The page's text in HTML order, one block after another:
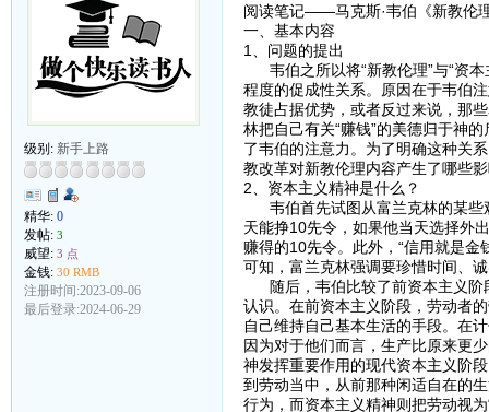
级别: 新手上路
精华: 0
发帖: 3
威望: 3 点
金钱: 30 RMB
注册时间:2023-09-06
最后登录:2024-06-29
阅读笔记——马克斯·韦伯《新教伦
一、基本内容
1、问题的提出
韦伯之所以将“新教伦理”与“资本
程度的促成性关系。原因在于韦伯
教徒占据优势，或者反过来说，那
林把自己有关“赚钱”的美德归于神
了韦伯的注意力。为了明确这种关
教改革对新教伦理内容产生了哪些
2、资本主义精神是什么？
韦伯首先试图从富兰克林的某些
天能挣10先令，如果他当天选择外
赚得的10先令。此外，“信用就是
可知，富兰克林强调要珍惜时间、
随后，韦伯比较了前资本主义阶
认识。在前资本主义阶段，劳动者
自己维持自己基本生活的手段。在
因为对于他们而言，生产比原来更
神发挥重要作用的现代资本主义阶
到劳动当中，从前那种闲适自在的
行为，而资本主义精神则把劳动视为